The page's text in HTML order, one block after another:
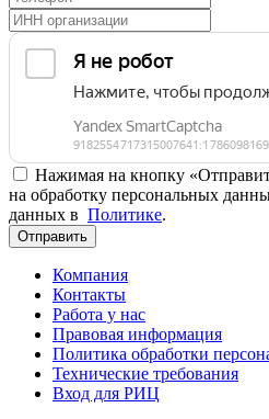
Нажимая на кнопку
на обработку персональных
данных в Политике.
Отправить
Компания
Контакты
Работа у нас
Правовая информация
Политика обработки
Технические требования
Вход для РИЦ